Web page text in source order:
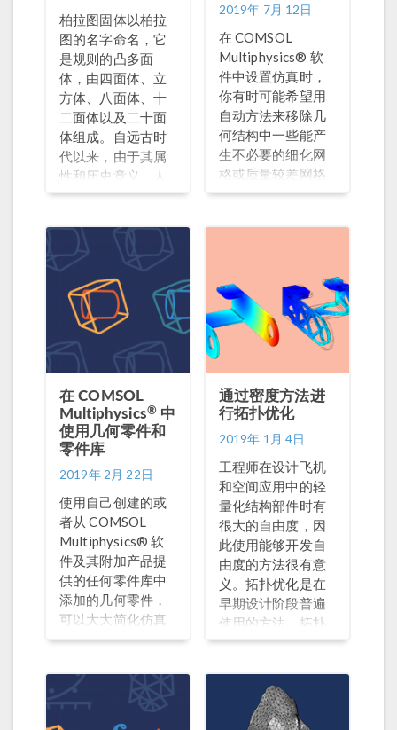
柏拉图固体以柏拉
图的名字命名，它
是规则的凸多面
体，由四面体、立
方体、八面体、十
二面体以及二十面
体组成。自远古时
代以来，由于其属
性和历史意义，人
们对著名的柏拉图
2019年 7月 12日
在 COMSOL
Multiphysics® 软
件中设置仿真时，
你有时可能希望用
自动方法来移除几
何结构中一些能产
生不必要的细化网
格或质量较差网格
的细节。
在 COMSOL
Multiphysics® 中
使用几何零件和
零件库
2019年 2月 22日
使用自己创建的或
者从 COMSOL
Multiphysics® 软
件及其附加产品提
供的任何零件库中
添加的几何零件，
可以大大简化仿真
过程中复杂几何结
客，我们将向您介
绍如何添加和使用
几何零件，以及创
通过密度方法进
行拓扑优化
2019年 1月 4日
工程师在设计飞机
和空间应用中的轻
量化结构部件时有
很大的自由度，因
此使用能够开发自
由度的方法很有意
义。拓扑优化是在
早期设计阶段普遍
使用的方法。拓扑
优化方法通常需要
的插值函数才能获
得有意义的设计，
这对于新手和有经